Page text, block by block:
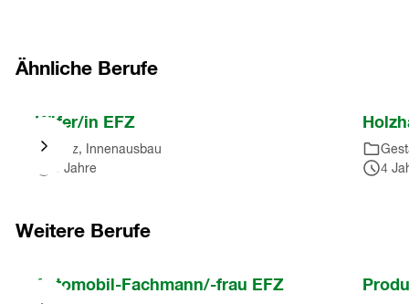
Ähnliche Berufe
Karussell
springen
Küfer/in EFZ
Holz, Innenausbau
3 Jahre
4
Karussell
Einträge)
Weitere Berufe
Karussell
Automobil-Fachmann/-frau EFZ